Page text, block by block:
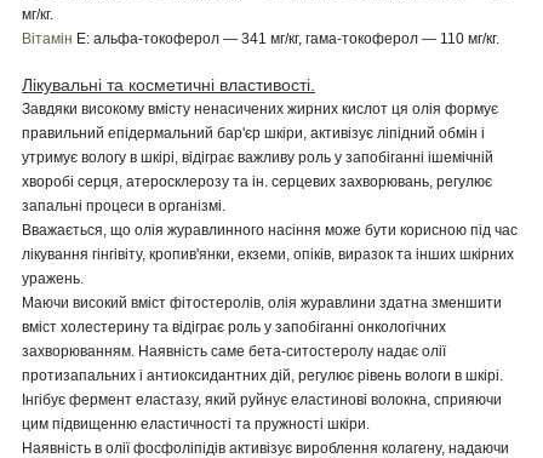
мг/кг.
Вітамін Е: альфа-токоферол — 341 мг/кг, гама-токоферол — 110 мг/кг.
Лікувальні та косметичні властивості.
Завдяки високому вмісту ненасичених жирних кислот ця олія формує
правильний епідермальний бар'єр шкіри, активізує ліпідний обмін і
утримує вологу в шкірі, відіграє важливу роль у запобіганні ішемічній
хворобі серця, атеросклерозу та ін. серцевих захворювань, регулює
запальні процеси в організмі.
Вважається, що олія журавлинного насіння може бути корисною під час
лікування гінгівіту, кропив'янки, екземи, опіків, виразок та інших шкірних
уражень.
Маючи високий вміст фітостеролів, олія журавлини здатна зменшити
вміст холестерину та відіграє роль у запобіганні онкологічних
захворюванням. Наявність саме бета-ситостеролу надає олії
протизапальних і антиоксидантних дій, регулює рівень вологи в шкірі.
Інгібує фермент еластазу, який руйнує еластинові волокна, сприяючи
цим підвищенню еластичності та пружності шкіри.
Наявність в олії фосфоліпідів активізує вироблення колагену, надаючи